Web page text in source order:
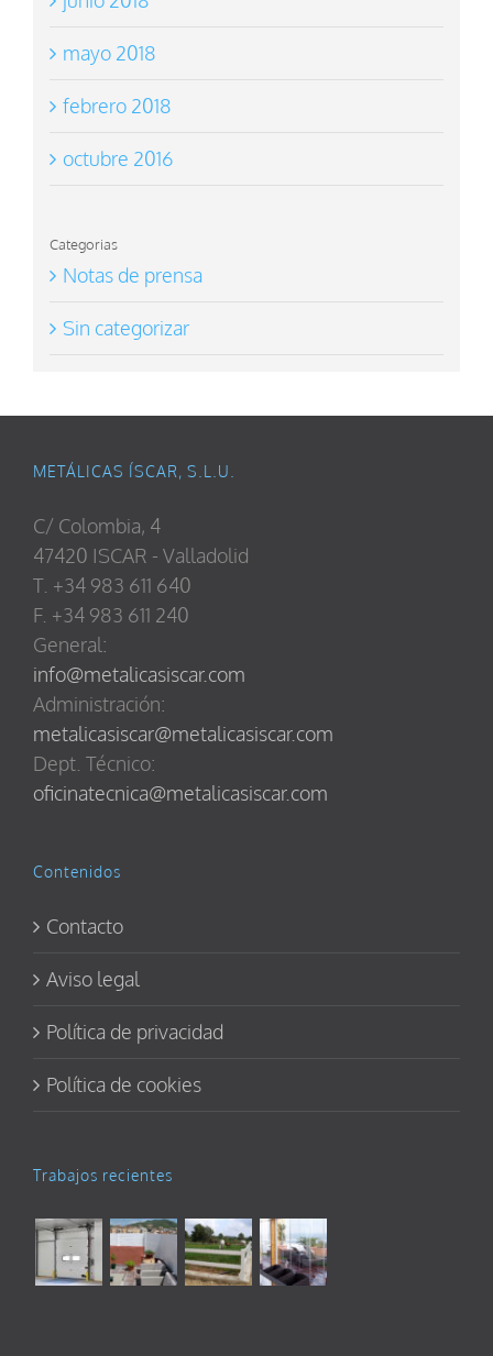
mayo 2018
febrero 2018
octubre 2016
Categorias
Notas de prensa
Sin categorizar
METÁLICAS ÍSCAR, S.L.U.
C/ Colombia, 4
47420 ISCAR - Valladolid
T. +34 983 611 640
F. +34 983 611 240
General:
info@metalicasiscar.com
Administración:
metalicasiscar@metalicasiscar.com
Dept. Técnico:
oficinatecnica@metalicasiscar.com
Contenidos
Contacto
Aviso legal
Política de privacidad
Política de cookies
Trabajos recientes